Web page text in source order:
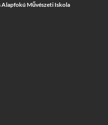
Alapfokú Művészeti Iskola